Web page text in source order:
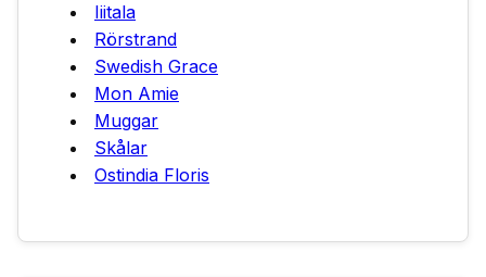
Iiitala
Rörstrand
Swedish Grace
Mon Amie
Muggar
Skålar
Ostindia Floris